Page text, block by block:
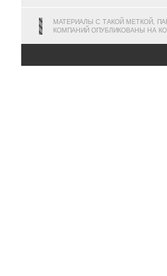
МАТЕРИАЛЫ С ТАКОЙ МЕТКОЙ,
КОМПАНИЙ ОПУБЛИКОВАНЫ НА